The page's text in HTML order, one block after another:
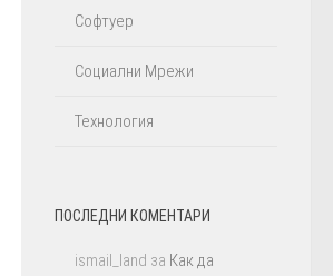
Софтуер
Социални Мрежи
Технология
ПОСЛЕДНИ КОМЕНТАРИ
ismail_land за Как да